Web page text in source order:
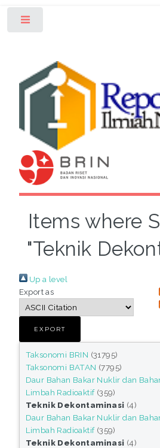
Items where
"Teknik
Up a level
Export as
Taksonomi BRIN (31795)
Taksonomi BATAN (7795)
Daur Bahan Bakar Nuklir dan
Limbah Radioaktif(359)
Teknik Dekontaminasi (4)
Daur Bahan Bakar Nuklir dan
Limbah Radioaktif(359)
Teknik Dekontaminasi (4)